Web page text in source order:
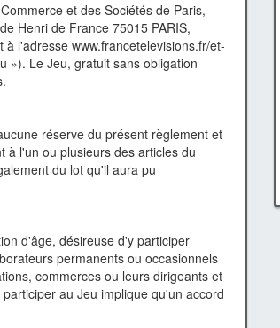
et des Sociétés de Paris,
Henri de France 75015 PARIS,
l'adresse www.francetelevisions.fr/et-
»). Le Jeu, gratuit sans obligation
réserve du présent règlement et
à l'un ou plusieurs des articles du
du lot qu'il aura pu
d'âge, désireuse d'y participer
permanents ou occasionnels
commerces ou leurs dirigeants et
au Jeu implique qu'un accord